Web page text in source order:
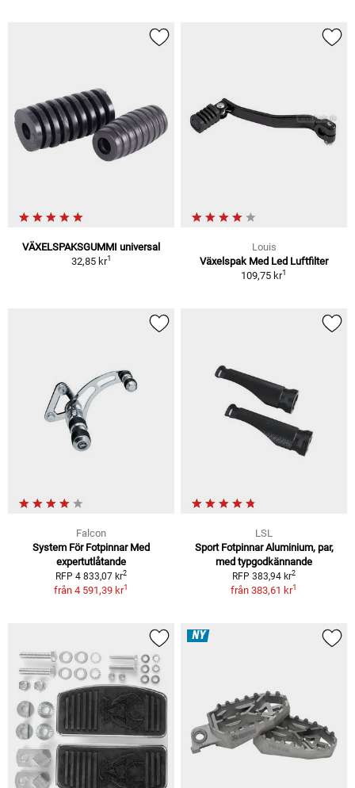
VÄXELSPAKSGUMMI universal
32,85 kr1
Louis
Växelspak Med Led Luftfilter
109,75 kr1
Falcon
System För Fotpinnar Med
expertutlåtande
RFP 4 833,07 kr2
från 4 591,39 kr1
LSL
Sport Fotpinnar Aluminium, par,
med typgodkännande
RFP 383,94 kr2
från 383,61 kr1
NY